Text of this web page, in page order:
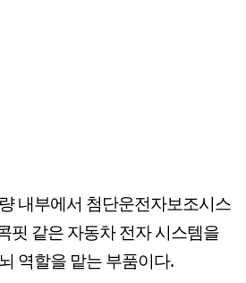
내부에서 첨단운전자보조시스
핏 같은 자동차 전자 시스템을
역할을 맡는 부품이다.